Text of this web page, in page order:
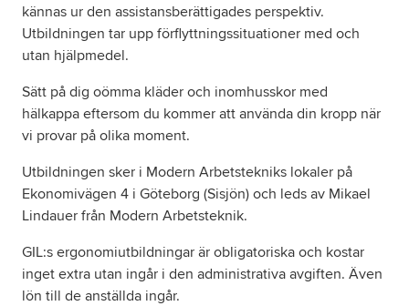
Tillgänglighetsredogörelse
kännas ur den assistansberättigades perspektiv.
Utbildningen tar upp förflyttningssituationer med och
utan hjälpmedel.
Sätt på dig oömma kläder och inomhusskor med
hälkappa eftersom du kommer att använda din kropp när
vi provar på olika moment.
Utbildningen sker i Modern Arbetstekniks lokaler på
Ekonomivägen 4 i Göteborg (Sisjön) och leds av Mikael
Lindauer från Modern Arbetsteknik.
GIL:s ergonomiutbildningar är obligatoriska och kostar
inget extra utan ingår i den administrativa avgiften. Även
lön till de anställda ingår.